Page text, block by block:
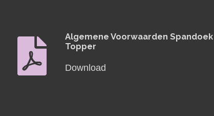
Algemene Voorwaarden Spandoek
Topper
Download